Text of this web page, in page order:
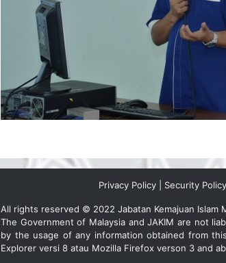
Privacy Policy Security Policy
All rights reserved © 2022 Jabatan Kemajuan Islam
The Government of Malaysia and JAKIM are not
by the usage of any information obtained from
Explorer versi 8 atau Mozilla Firefox verson 3 and